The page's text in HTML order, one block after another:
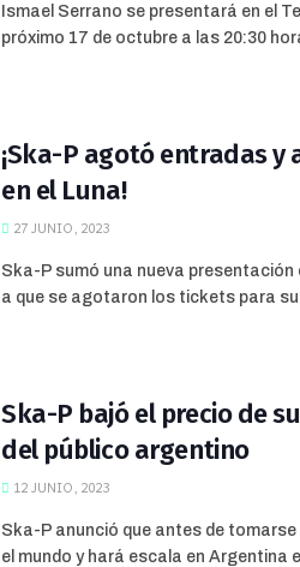
Ismael Serrano se presentará en el
próximo 17 de octubre a las 20:30
¡Ska-P agotó entradas y
en el Luna!
27 JUNIO, 2023
Ska-P sumó una nueva presentación
a que se agotaron los tickets para
Ska-P bajó el precio de
del público argentino
12 JUNIO, 2023
Ska-P anunció que antes de
el mundo y hará escala en Argentina